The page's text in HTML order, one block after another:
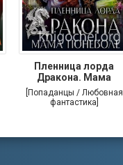
Пленница лорда
Дракона. Мама
поневоле
[Попаданцы / Любовная
фантастика]